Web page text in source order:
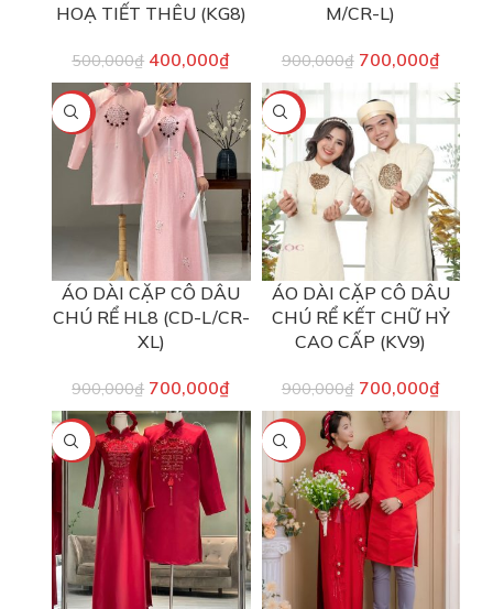
HOẠ TIẾT THÊU (KG8)
500,000₫ 400,000₫
M/CR-L)
900,000₫ 700,000₫
-22%
ÁO DÀI CẶP CÔ DÂU
CHÚ RỂ HL8 (CD-L/CR-
XL)
900,000₫ 700,000₫
-22%
ÁO DÀI CẶP CÔ DÂU
CHÚ RỂ KẾT CHỮ HỶ
CAO CẤP (KV9)
900,000₫ 700,000₫
-22% -22%